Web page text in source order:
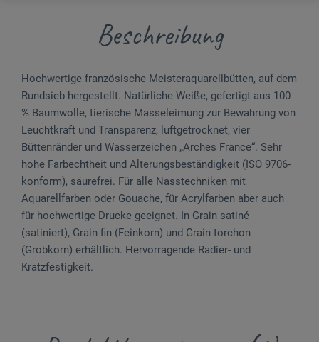
Beschreibung
Hochwertige französische Meisteraquarellbütten, auf dem
Rundsieb hergestellt. Natürliche Weiße, gefertigt aus 100
% Baumwolle, tierische Masseleimung zur Bewahrung von
Leuchtkraft und Transparenz, luftgetrocknet, vier
Büttenränder und Wasserzeichen „Arches France“. Sehr
hohe Farbechtheit und Alterungsbeständigkeit (ISO 9706-
konform), säurefrei. Für alle Nasstechniken mit
Aquarellfarben oder Gouache, für Acrylfarben aber auch
für hochwertige Drucke geeignet. In Grain satiné
(satiniert), Grain fin (Feinkorn) und Grain torchon
(Grobkorn) erhältlich. Hervorragende Radier- und
Kratzfestigkeit.